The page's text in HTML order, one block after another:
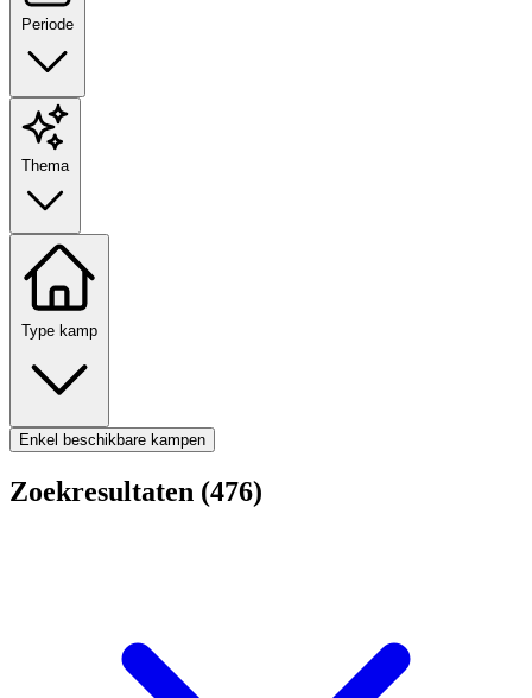
Periode
Thema
Type kamp
Enkel beschikbare kampen
Zoekresultaten (476)